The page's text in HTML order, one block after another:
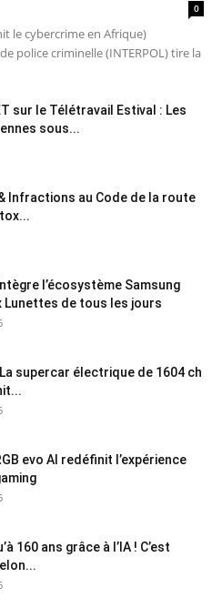
0
le cybercrime en Afrique)
police criminelle (INTERPOL) tire la
sur le Télétravail Estival : Les
sous...
Infractions au Code de la route
l’écosystème Samsung
Lunettes de tous les jours
La supercar électrique de 1604 ch
evo AI redéfinit l’expérience
160 ans grâce à l’IA ! C’est